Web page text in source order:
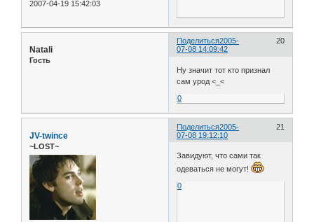
2007-04-19 15:42:03
Поделиться 20
2005-
07-08 14:09:42
Natali
Гость
Ну значит тот кто признал
сам урод <_<
0
Поделиться 21
2005-
07-08 19:12:10
JV-twince
~LOST~
Завидуют, что сами так
одеваться не могут!
0